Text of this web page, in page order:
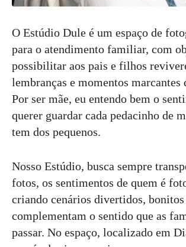
O Estúdio Dule é um espaço de
para o atendimento familiar, com
possibilitar aos pais e filhos
lembranças e momentos marcantes
Por ser mãe, eu entendo bem o
querer guardar cada pedacinho de
tem dos pequenos.
Nosso Estúdio, busca sempre
fotos, os sentimentos de quem é
criando cenários divertidos, bonitos
complementam o sentido que as
passar. No espaço, localizado em